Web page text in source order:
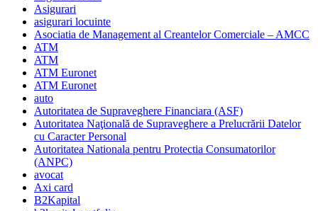
Asigurari
asigurari locuinte
Asociatia de Management al Creantelor Comerciale – AMCC
ATM
ATM
ATM Euronet
ATM Euronet
auto
Autoritatea de Supraveghere Financiara (ASF)
Autoritatea Naţională de Supraveghere a Prelucrării Datelor
cu Caracter Personal
Autoritatea Nationala pentru Protectia Consumatorilor
(ANPC)
avocat
Axi card
B2Kapital